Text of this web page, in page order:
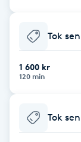
Kosmetisk
Kostrådgivning
Tok
1 600 kr
120 min
Tok